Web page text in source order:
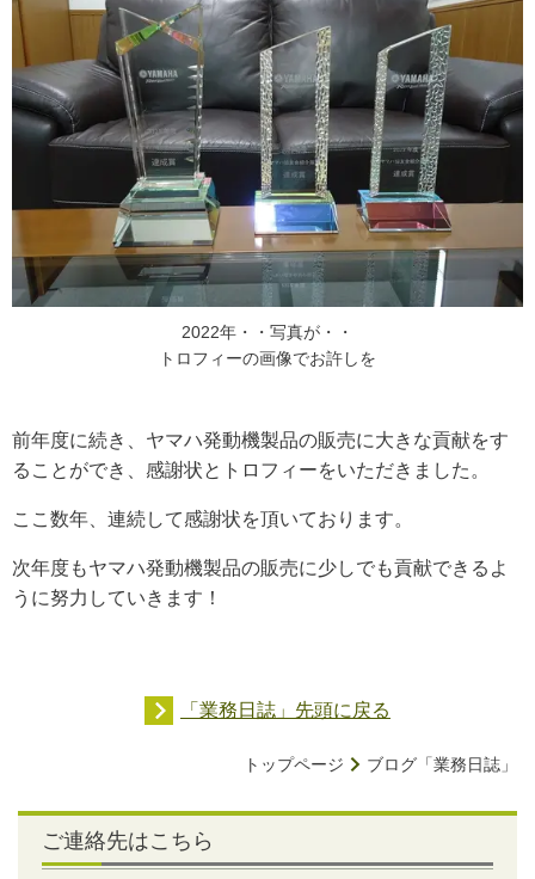
2022年・・写真が・・
トロフィーの画像でお許しを
前年度に続き、ヤマハ発動機製品の販売に大きな貢献をす
ることができ、感謝状とトロフィーをいただきました。
ここ数年、連続して感謝状を頂いております。
次年度もヤマハ発動機製品の販売に少しでも貢献できるよ
うに努力していきます！
「業務日誌」先頭に戻る
トップページ ブログ「業務日誌」
ご連絡先はこちら